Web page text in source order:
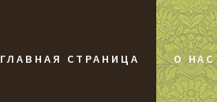
ГЛАВНАЯ СТРАНИЦА О НАС